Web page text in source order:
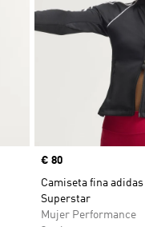
Precio
€ 80
Camiseta fina
Superstar
Mujer Performance